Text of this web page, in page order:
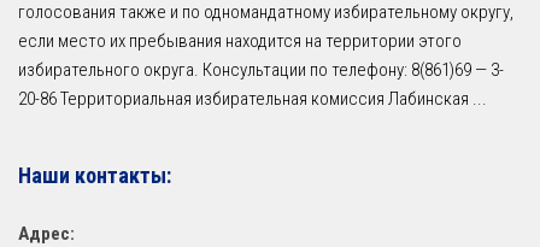
голосования также и по одномандатному избирательному округу,
если место их пребывания находится на территории этого
избирательного округа. Консультации по телефону: 8(861)69 — 3-
20-86 Территориальная избирательная комиссия Лабинская ...
Наши контакты:
Адрес: